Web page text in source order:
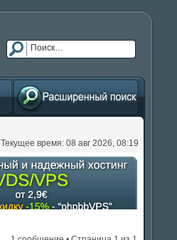
Расширенный поиск
Текущее время: 08 авг 2026, 08:19